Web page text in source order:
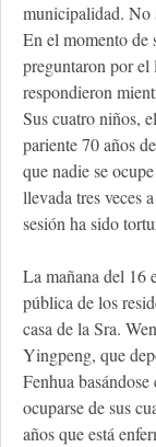
municipalidad. No
En el momento de
preguntaron por el
respondieron
Sus cuatro niños,
pariente 70 años
que nadie se
llevada tres veces
sesión ha sido
La mañana del 16
pública de los
casa de la Sra.
Yingpeng, que
Fenhua
ocuparse de sus
años que está